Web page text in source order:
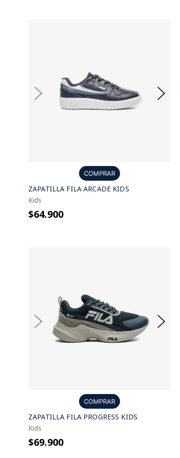
COMPRAR
ZAPATILLA FILA ARCADE KIDS
Kids
$64.900
COMPRAR
ZAPATILLA FILA PROGRESS KIDS
Kids
$69.900